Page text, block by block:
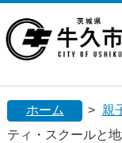
閉じる
ホーム > 親
ティ・スクールと